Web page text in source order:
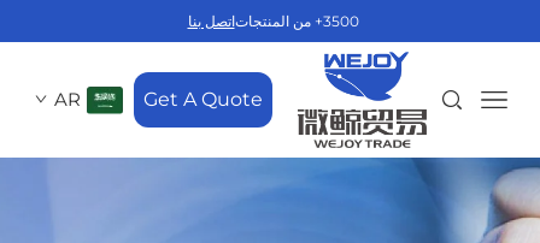
3500+ من المنتجات اتصل بنا
Get A Quote
AR